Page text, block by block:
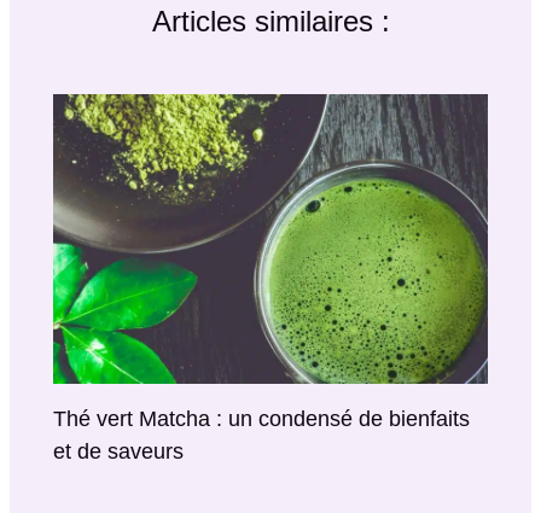
Articles similaires :
Thé vert Matcha : un condensé de bienfaits
et de saveurs